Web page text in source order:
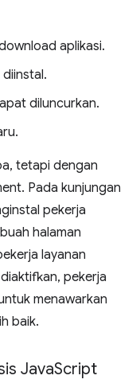
aplikasi.
diluncurkan.
tetapi dengan
Pada kunjungan
pekerja
halaman
layanan
pekerja
menawarkan
baik.
JavaScript